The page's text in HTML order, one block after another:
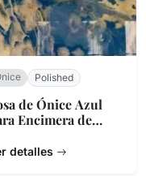
Polished
de Ónice Azul
Encimera de
detalles